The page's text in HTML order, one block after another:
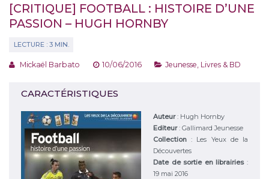
[CRITIQUE] FOOTBALL : HISTOIRE D’UNE
PASSION – HUGH HORNBY
Mickaël Barbato 10/06/2016 Jeunesse Livres & BD
CARACTÉRISTIQUES
Auteur: Hugh Hornby
Editeur: Gallimard Jeunesse
Collection: Les Yeux de la
Découvertes
Date de sortie en librairies :
19 mai 2016